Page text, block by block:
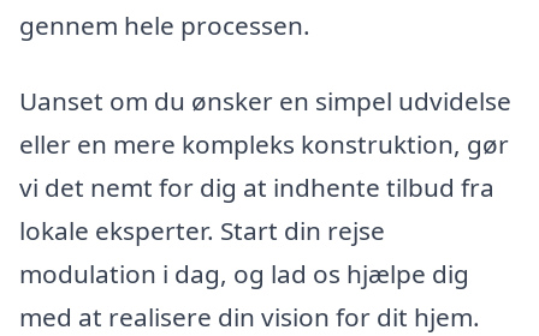
gennem hele processen.
Uanset om du ønsker en simpel udvidelse
eller en mere kompleks konstruktion, gør
vi det nemt for dig at indhente tilbud fra
lokale eksperter. Start din rejse
modulation i dag, og lad os hjælpe dig
med at realisere din vision for dit hjem.